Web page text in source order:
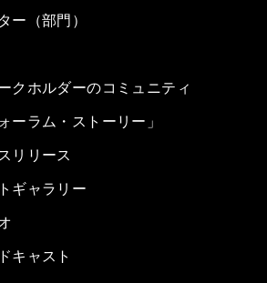
ー（部門）
クホルダーのコミュニティ
ーラム・ストーリー」
リリース
ギャラリー
キャスト